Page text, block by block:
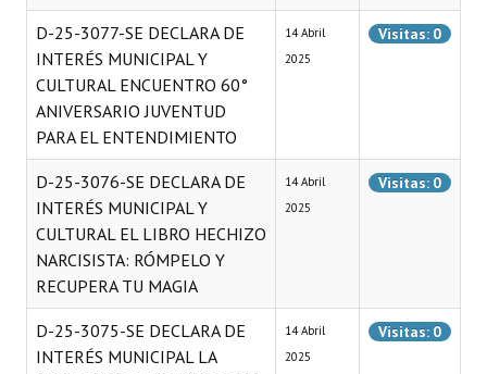
D-25-3077-SE DECLARA DE
INTERÉS MUNICIPAL Y
CULTURAL ENCUENTRO 60°
ANIVERSARIO JUVENTUD
PARA EL ENTENDIMIENTO
14 Abril
2025
Visitas: 0
D-25-3076-SE DECLARA DE
INTERÉS MUNICIPAL Y
CULTURAL EL LIBRO HECHIZO
NARCISISTA: RÓMPELO Y
RECUPERA TU MAGIA
14 Abril
2025
Visitas: 0
D-25-3075-SE DECLARA DE
INTERÉS MUNICIPAL LA
14 Abril
2025
Visitas: 0